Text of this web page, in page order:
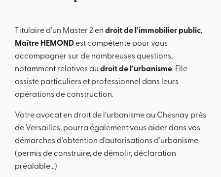
Titulaire d’un Master 2 en droit de l’immobilier public,
Maître HEMONDest compétente pour vous
accompagner sur de nombreuses questions,
notamment relatives au droit de l’urbanisme. Elle
assiste particuliers et professionnel dans leurs
opérations de construction.
Votre avocat en droit de l’urbanisme au Chesnay près
de Versailles, pourra également vous aider dans vos
démarches d’obtention d’autorisations d’urbanisme
(permis de construire, de démolir, déclaration
préalable…)